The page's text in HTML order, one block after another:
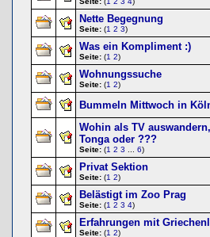
Nette Begegnung
Seite: (1 2 3)
Was ein Kompliment :)
Seite: (1 2)
Wohnungssuche
Seite: (1 2)
Bummeln Mittwoch in
Wohin als TV
Tonga oder ???
Seite: (1 2 3 6)
Privat Sektion
Seite: (1 2)
Belästigt im Zoo Prag
Seite: (1 2 3 4)
Erfahrungen mit
Seite: (1 2)